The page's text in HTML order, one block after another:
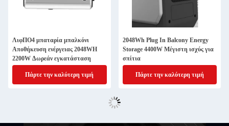
ΛιφΠΟ4 μπαταρία μπαλκόνι
Αποθήκευση ενέργειας 2048WH
2200W Δωρεάν εγκατάσταση
Πάρτε την καλύτερη τιμή
2048Wh Plug In Balcony Energy
Storage 4400W Μέγιστη ισχύς για
σπίτια
Πάρτε την καλύτερη τιμή